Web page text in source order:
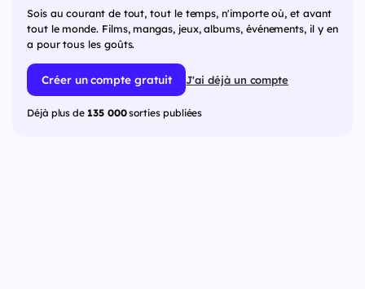
Sois au courant de tout, tout le temps, n'importe où, et avant
tout le monde. Films, mangas, jeux, albums, événements, il y en
a pour tous les goûts.
Créer un compte gratuit J'ai déjà un compte
Déjà plus de 135 000sorties publiées